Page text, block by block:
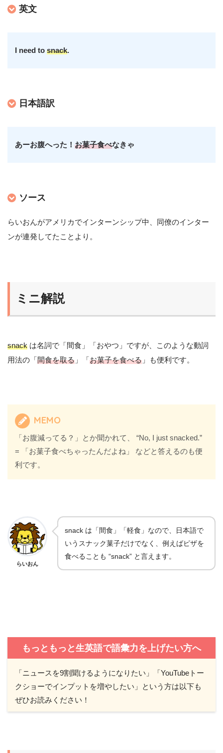
英文
I need tosnack.
日本語訳
あーお腹へった！お菓子食べなきゃ
ソース
らいおんがアメリカでインターンシップ中、同僚のインター
ンが連発してたことより。
ミニ解説
snack は名詞で「間食」「おやつ」ですが、このような動詞
用法の「間食を取る 」「お菓子を食べる 」も便利です。
MEMO
「お腹減ってる？」とか聞かれて、 “No, I just snacked.”
= 「お菓子食べちゃったんだよね」 などと答えるのも便
利です。
らいおん
snack は「間食」「軽食」なので、日本語で
いうスナック菓子だけでなく、例えばピザを
食べることも “snack” と言えます。
もっともっと生英語で語彙力を上げたい方へ
「ニュースを9割聞けるようになりたい」「YouTubeトー
クショーでインプットを増やしたい」という方は以下も
ぜひお読みください！